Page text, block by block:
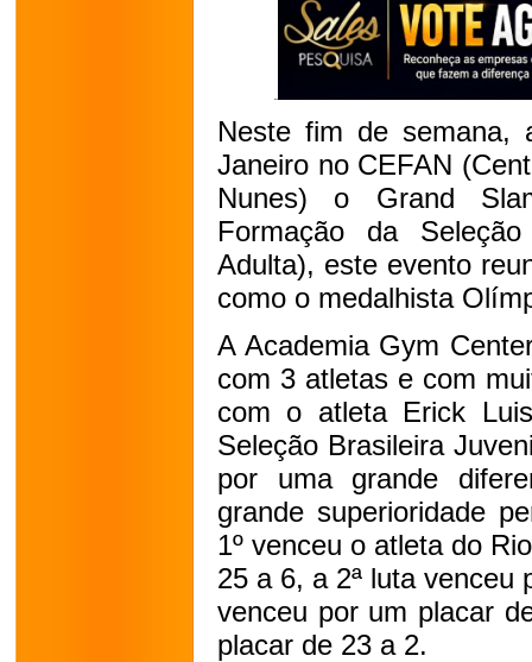
Neste fim de semana,
Janeiro no CEFAN
Nunes) o Grand
Formação da
Adulta), este evento
como o medalhista
A Academia Gym
com 3 atletas e com
com o atleta Erick
Seleção Brasileira
por uma grande
grande superioridade
1º venceu o atleta do
25 a 6, a 2ª luta venceu
venceu por um placar
placar de 23 a 2.